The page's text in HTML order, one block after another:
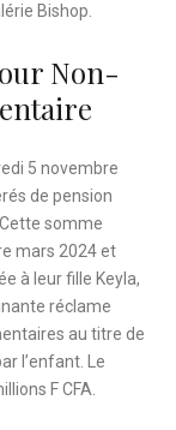
Bishop.
Non-
5 novembre
de pension
somme
mars 2024 et
à leur fille Keyla,
réclame
au titre de
l’enfant. Le
F CFA.